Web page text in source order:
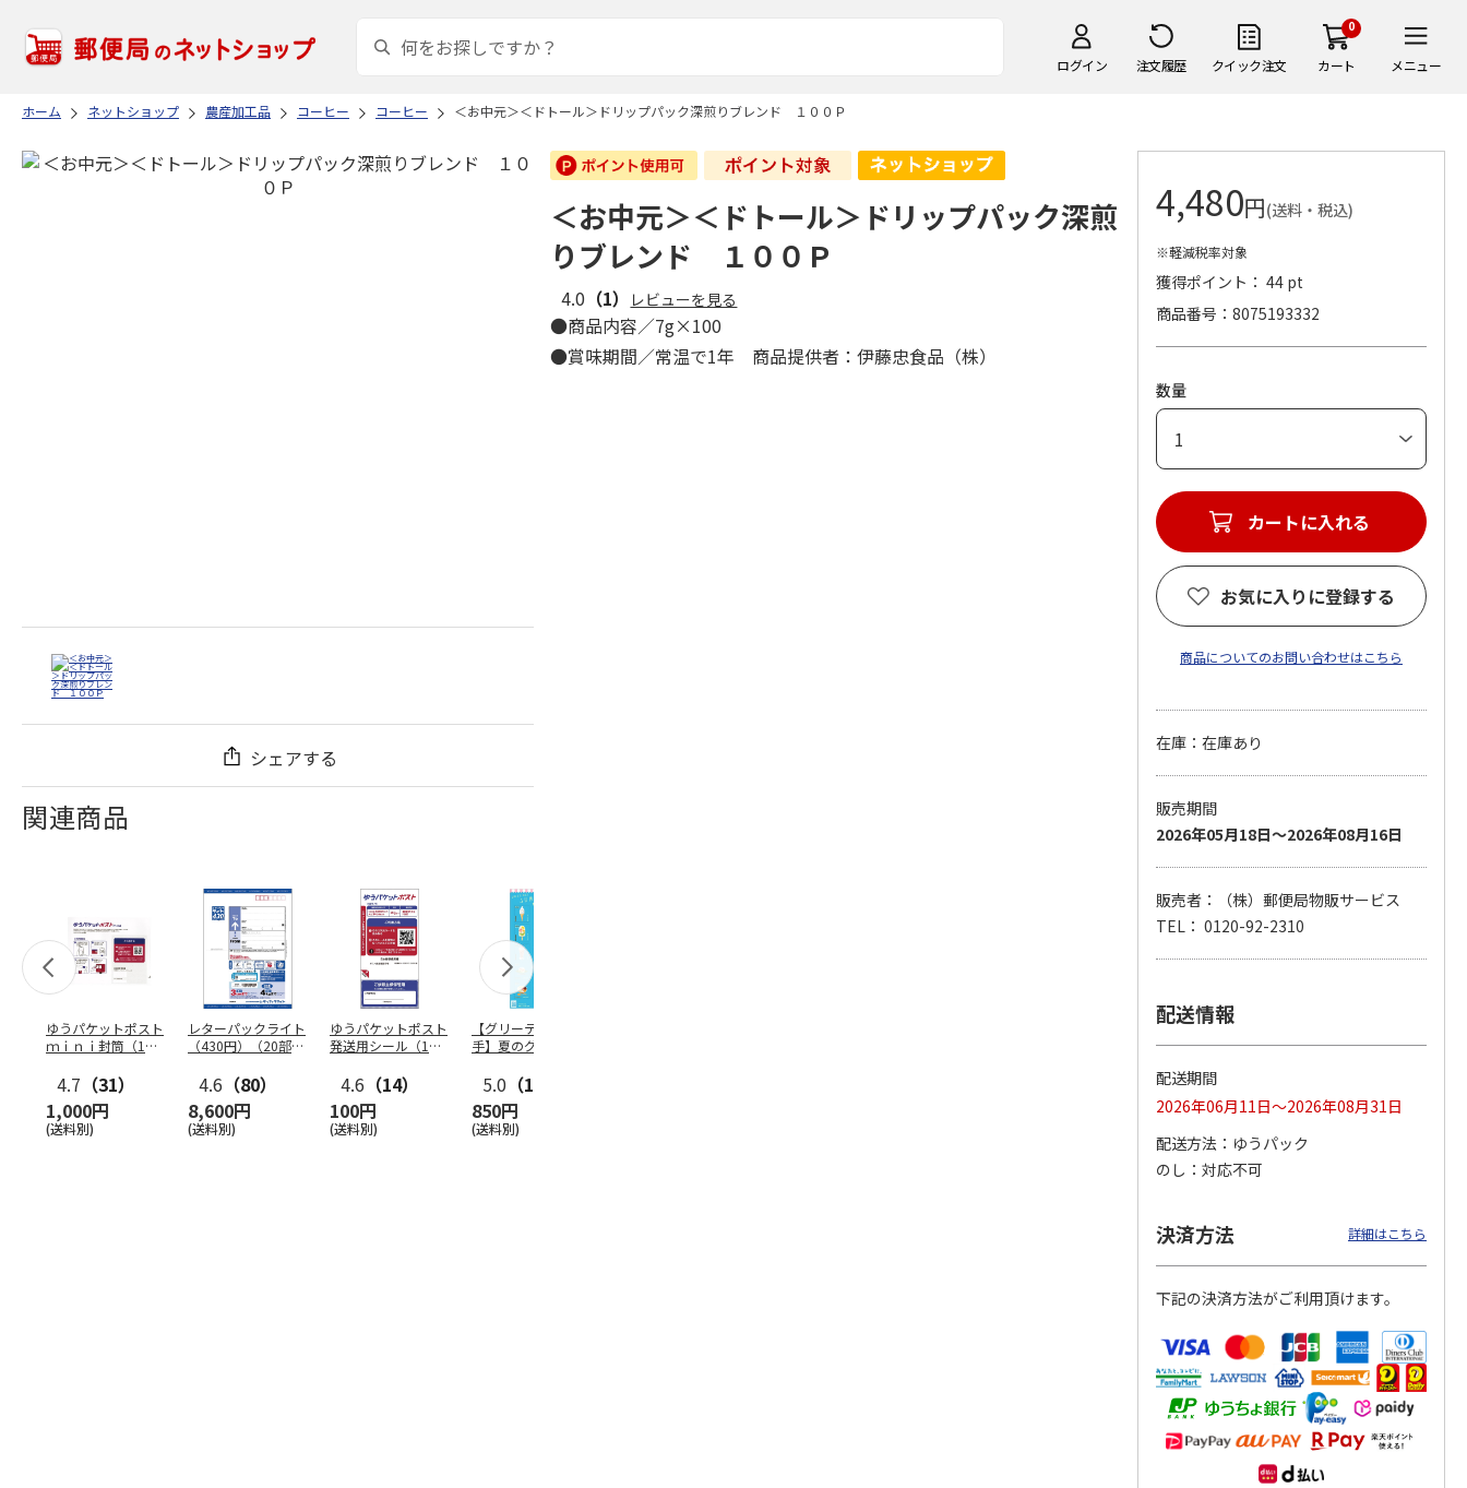
ログイン 注文履歴 クイック注文
0
カート メニュー
ホーム ネットショップ 農産加工品 コーヒー コーヒー ＜お中元＞＜ドトール＞ドリップパック深煎りブレンド １００Ｐ
シェアする
関連商品
ゆうパケットポスト
ｍｉｎｉ封筒（1個
4.7 （31）
1,000円
(送料別)
レターパックライト
（430円）（20部セ
4.6 （80）
8,600円
(送料別)
ゆうパケットポスト
発送用シール（1個
4.6 （14）
100円
(送料別)
【グリーティング切
手】夏のグリーティ
5.0 （10）
850円
(送料別)
手】ハッピーグリー
【グリーティング切
手】グリーティング
円…
4.8（11）
5,500円
通切手・千鳥（1シ
11,000円
＜お中元＞＜ドトール＞ドリップパック深煎
りブレンド １００Ｐ
4.0 （1） レビューを見る
●商品内容／7g×100
●賞味期間／常温で1年 商品提供者：伊藤忠食品（株）
4,480円(送料・税込)
※軽減税率対象
獲得ポイント： 44 pt
商品番号
8075193332
数量
カートに入れる
お気に入りに登録する
商品についてのお問い合わせはこちら
在庫：在庫あり
販売期間
2026年05月18日～2026年08月16日
販売者：（株）郵便局物販サービス
TEL： 0120-92-2310
配送情報
配送期間
2026年06月11日～2026年08月31日
配送方法
ゆうパック
のし
対応不可
決済方法 詳細はこちら
下記の決済方法がご利用頂けます。